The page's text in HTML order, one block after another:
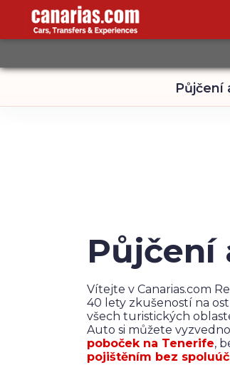
Půjčení
Půjčení
Vítejte v Canarias.com
40 lety zkušeností na
všech turistických
Auto si můžete
poboček na Tenerife,
pojištěním bez